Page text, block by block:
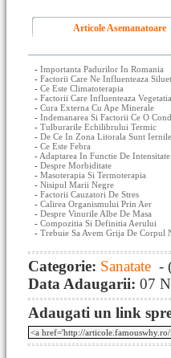
Articole Asemanatoare
- Importanta Padurilor In Romania
- Factorii Care Ne Influenteaza
- Ce Este Climatoterapia
- Factorii Care Influenteaza Vegetatia
- Cura Externa Cu Ape Minerale
- Indemanarea Si Factorii Ce O
- Tulburarile Echilibrului Termic
- De Ce In Zona Litorala Sunt
- Ce Este Febra
- Adaptarea In Functie De
- Despre Morbiditate
- Masoterapia Si Termoterapia
- Nisipul Marii Negre
- Factorii Cauzatori De Stres
- Calirea Organismului Prin Aer
- Despre Vinurile Albe De Masa
- Compozitia Si Definitia Aerului
- Trebuie Sa Avem Grija De Corpul
Categorie: Sanatate -
Data Adaugarii: 07
Adaugati un link